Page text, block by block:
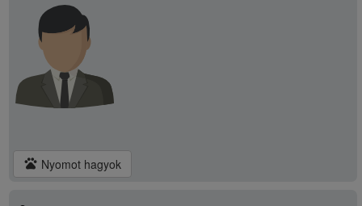
pets Nyomot hagyok